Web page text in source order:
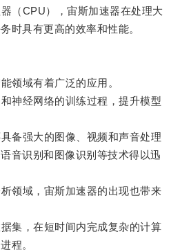
CPU），宙斯加速器在处理大
时具有更高的效率和性能。
域有着广泛的应用。
经网络的训练过程，提升模型
强大的图像、视频和声音处理
音识别和图像识别等技术得以迅
域，宙斯加速器的出现也带来
，在短时间内完成复杂的计算
程。